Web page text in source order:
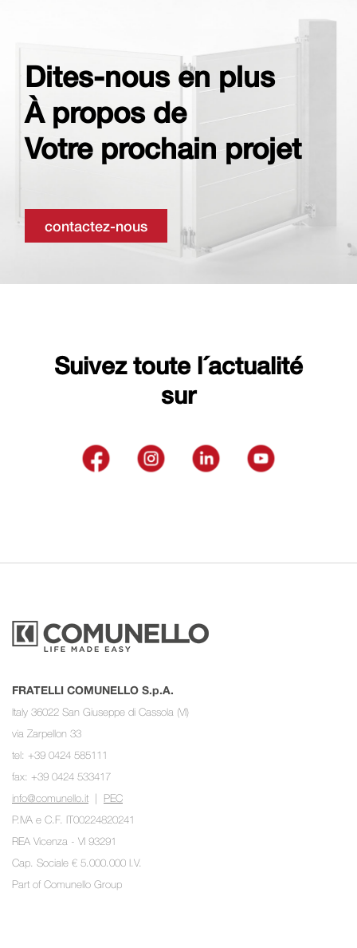
Dites-nous en plus
À propos de
Votre prochain projet
contactez-nous
Suivez toute l´actualité
sur
FRATELLI COMUNELLO S.p.A.
Italy 36022 San Giuseppe di Cassola (VI)
via Zarpellon 33
tel: +39 0424 585111
fax: +39 0424 533417
info@comunello.it | PEC
P.IVA e C.F. IT00224820241
REA Vicenza - VI 93291
Cap. Sociale € 5.000.000 I.V.
Part of Comunello Group